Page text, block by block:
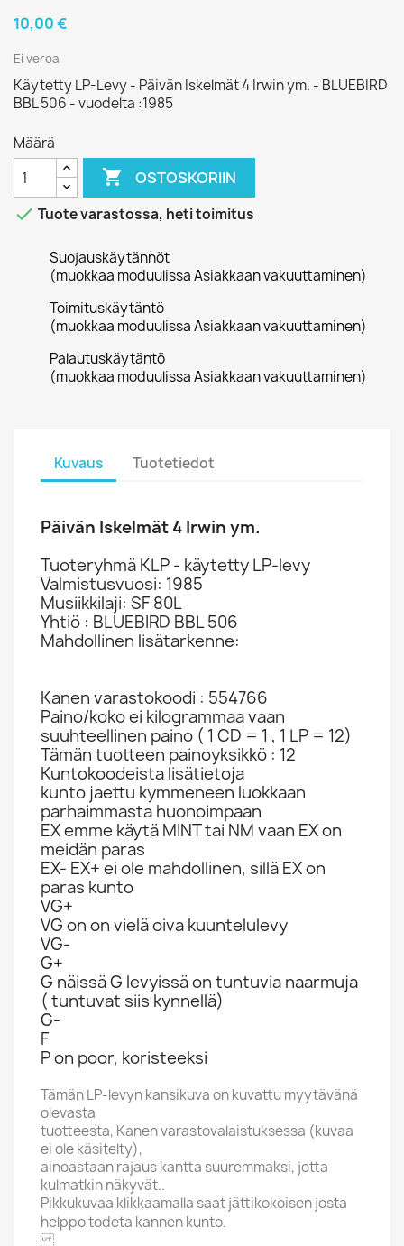
10,00 €
Ei veroa
Käytetty LP-Levy - Päivän Iskelmät 4 Irwin ym. - BLUEBIRD
BBL 506 - vuodelta :1985
Määrä
 OSTOSKORIIN
 Tuote varastossa, heti toimitus
Suojauskäytännöt
(muokkaa moduulissa Asiakkaan vakuuttaminen)
Toimituskäytäntö
(muokkaa moduulissa Asiakkaan vakuuttaminen)
Palautuskäytäntö
(muokkaa moduulissa Asiakkaan vakuuttaminen)
Kuvaus Tuotetiedot
Päivän Iskelmät 4 Irwin ym.
Tuoteryhmä KLP - käytetty LP-levy
Valmistusvuosi: 1985
Musiikkilaji: SF 80L
Yhtiö : BLUEBIRD BBL 506
Mahdollinen lisätarkenne:
Kanen varastokoodi : 554766
Paino/koko ei kilogrammaa vaan
suuhteellinen paino ( 1 CD = 1 , 1 LP = 12)
Tämän tuotteen painoyksikkö : 12
Kuntokoodeista lisätietoja
kunto jaettu kymmeneen luokkaan
parhaimmasta huonoimpaan
EX emme käytä MINT tai NM vaan EX on
meidän paras
EX- EX+ ei ole mahdollinen, sillä EX on
paras kunto
VG+
VG on on vielä oiva kuuntelulevy
VG-
G+
G näissä G levyissä on tuntuvia naarmuja
( tuntuvat siis kynnellä)
G-
F
P on poor, koristeeksi
Tämän LP-levyn kansikuva on kuvattu myytävänä
olevasta
tuotteesta, Kanen varastovalaistuksessa (kuvaa
ei ole käsitelty),
ainoastaan rajaus kantta suuremmaksi, jotta
kulmatkin näkyvät..
Pikkukuvaa klikkaamalla saat jättikokoisen josta
helppo todeta kannen kunto.